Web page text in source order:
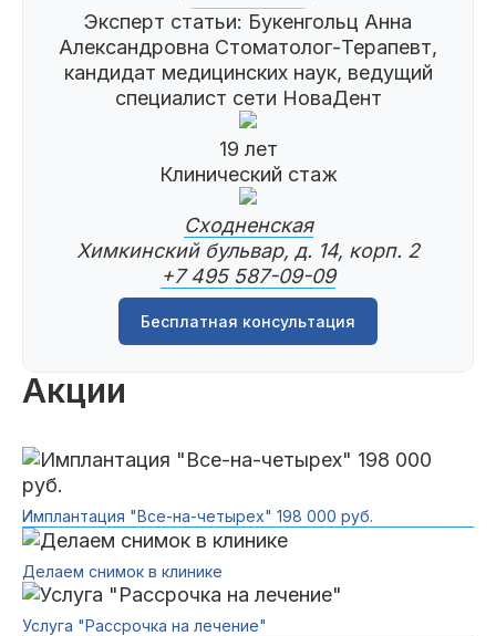
Эксперт статьи: Букенгольц Анна
Александровна Стоматолог-Терапевт,
кандидат медицинских наук, ведущий
специалист сети НоваДент
19 лет
Клинический стаж
Сходненская
Химкинский бульвар, д. 14, корп. 2
+7 495 587-09-09
Бесплатная консультация
Акции
Имплантация "Все-на-четырех" 198 000 руб.
Делаем снимок в клинике
Услуга "Рассрочка на лечение"